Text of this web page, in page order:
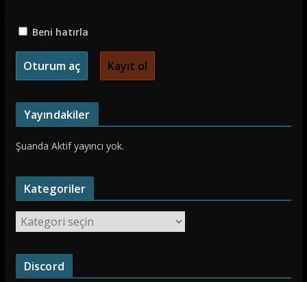
Beni hatırla
Kayıt ol
Yayındakiler
Şuanda Aktif yayıncı yok.
Kategoriler
a
t
Discord